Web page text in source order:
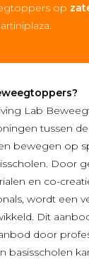
op
Lab
tussen
bewegen op
Door
en co-
wordt een
Dit
door
basisscholen